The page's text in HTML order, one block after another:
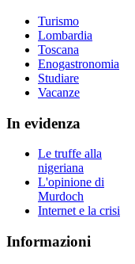
Turismo
Lombardia
Toscana
Enogastronomia
Studiare
Vacanze
In evidenza
Le truffe alla
nigeriana
L'opinione di
Murdoch
Internet e la crisi
Informazioni